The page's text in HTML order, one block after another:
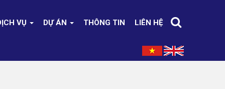
VỤ DỰ ÁN THÔNG TIN LIÊN HỆ